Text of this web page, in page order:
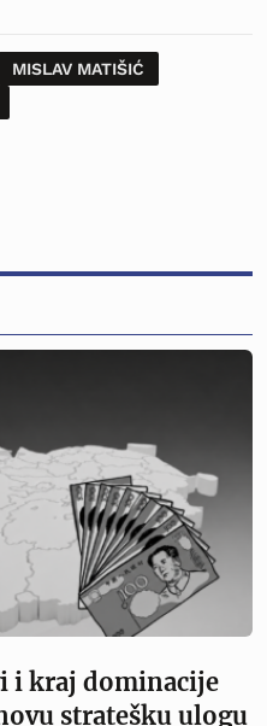
MISLAV MATIŠIĆ
i kraj dominacije
stratešku ulogu